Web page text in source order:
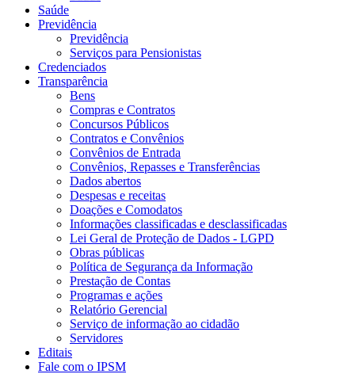
Saúde
Previdência
Previdência
Serviços para Pensionistas
Credenciados
Transparência
Bens
Compras e Contratos
Concursos Públicos
Contratos e Convênios
Convênios de Entrada
Convênios, Repasses e Transferências
Dados abertos
Despesas e receitas
Doações e Comodatos
Informações classificadas e desclassificadas
Lei Geral de Proteção de Dados - LGPD
Obras públicas
Política de Segurança da Informação
Prestação de Contas
Programas e ações
Relatório Gerencial
Serviço de informação ao cidadão
Servidores
Editais
Fale com o IPSM